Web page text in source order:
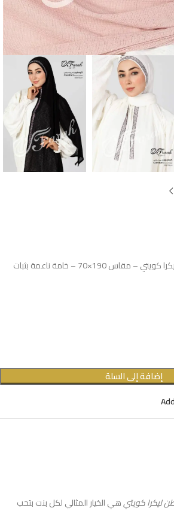
طرحة روما استراس – قطن ليكرا كويتي – مقاس 190×70 – خامة ناعمة بثبات
إضافة إلى السلة
ليكرا كويتيهي الخيار المثالي لكل بنت بتحب